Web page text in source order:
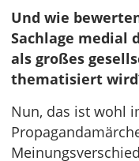
Und wie
Sachlage medial
als großes
thematisiert
Nun, das ist wohl